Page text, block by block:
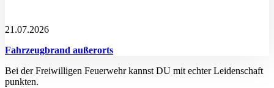
21.07.2026
Fahrzeugbrand außerorts
Bei der Freiwilligen Feuerwehr kannst DU mit echter Leidenschaft
punkten.